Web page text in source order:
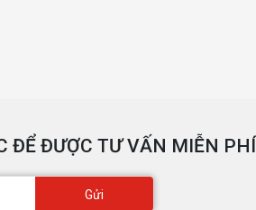
ĐỂ ĐƯỢC TƯ VẤN MIỄN PHÍ
Gửi